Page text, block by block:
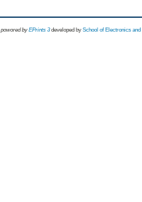
powored byEPrints 3 developed by School of Electronics